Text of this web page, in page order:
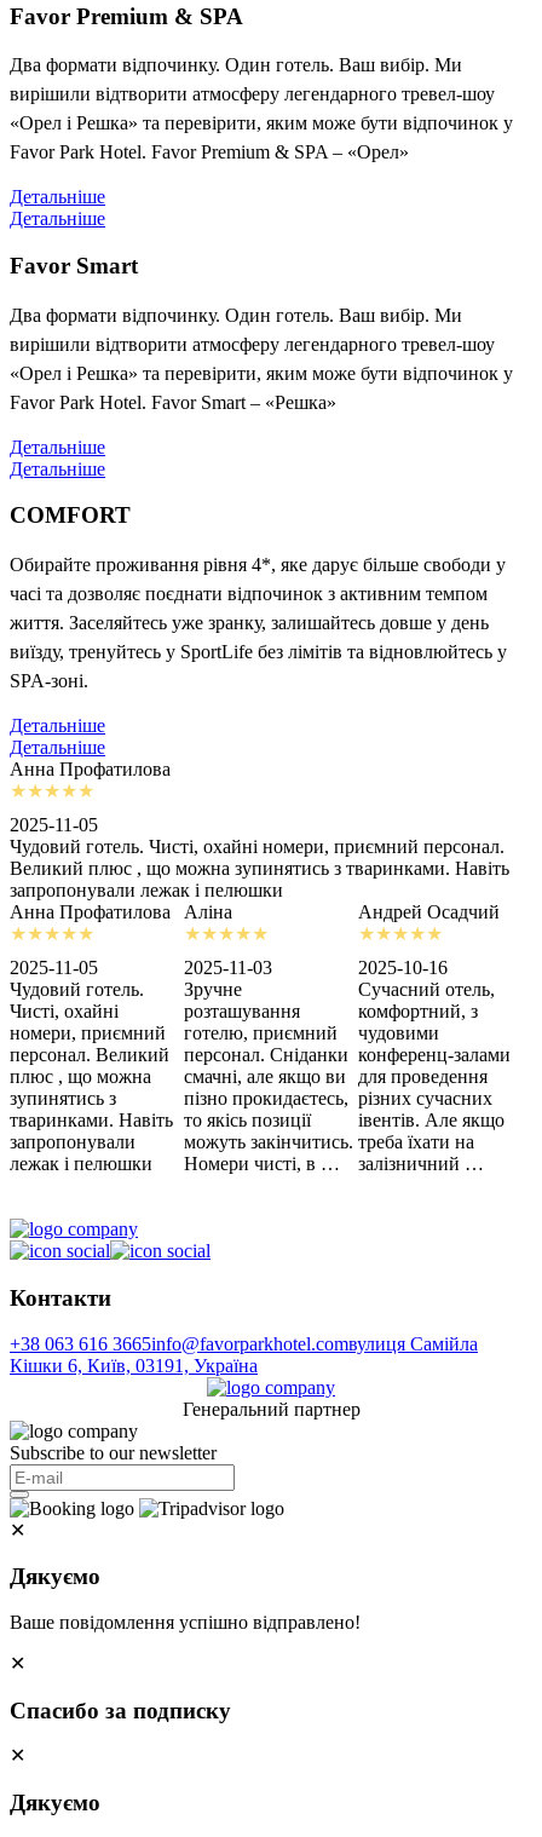
Favor Premium & SPA
Два формати відпочинку. Один готель. Ваш вибір. Ми
вирішили відтворити атмосферу легендарного тревел-шоу
«Орел і Решка» та перевірити, яким може бути відпочинок у
Favor Park Hotel. Favor Premium & SPA – «Орел»
Детальніше
Детальніше
Favor Smart
Два формати відпочинку. Один готель. Ваш вибір. Ми
вирішили відтворити атмосферу легендарного тревел-шоу
«Орел і Решка» та перевірити, яким може бути відпочинок у
Favor Park Hotel. Favor Smart – «Решка»
Детальніше
Детальніше
COMFORT
Обирайте проживання рівня 4*, яке дарує більше свободи у
часі та дозволяє поєднати відпочинок з активним темпом
життя. Заселяйтесь уже зранку, залишайтесь довше у день
виїзду, тренуйтесь у SportLife без лімітів та відновлюйтесь у
SPA-зоні.
Детальніше
Детальніше
Анна Профатилова
2025-11-05
Чудовий готель. Чисті, охайні номери, приємний персонал.
Великий плюс , що можна зупинятись з тваринками. Навіть
запропонували лежак і пелюшки
Анна Профатилова
2025-11-05
Чудовий готель.
Чисті, охайні
номери, приємний
персонал. Великий
плюс , що можна
зупинятись з
тваринками. Навіть
запропонували
лежак і пелюшки
Аліна
2025-11-03
Зручне
розташування
готелю, приємний
персонал. Сніданки
смачні, але якщо ви
пізно прокидаєтесь,
то якісь позиції
можуть закінчитись.
Номери чисті, в …
Андрей Осадчий
2025-10-16
Сучасний отель,
комфортний, з
чудовими
конференц-залами
для проведення
різних сучасних
івентів. Але якщо
треба їхати на
залізничний …
Контакти
+38 063 616 3665info@favorparkhotel.comвулиця Самійла
Кішки 6, Київ, 03191, Україна
Генеральний партнер
Subscribe to our newsletter
✕
Дякуємо
Ваше повідомлення успішно відправлено!
✕
Спасибо за подписку
✕
Дякуємо